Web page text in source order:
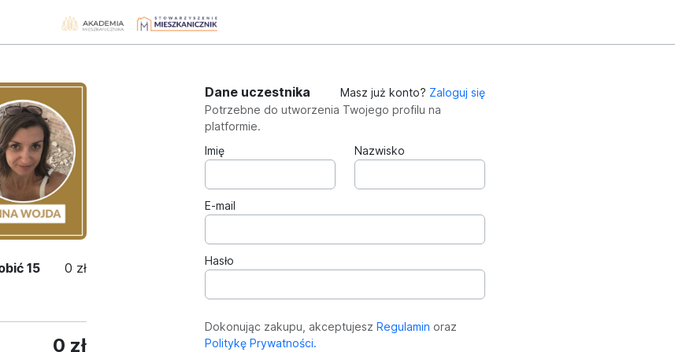
15
0 zł
0 zł
Dane uczestnika Masz już konto? Zaloguj się
Potrzebne do utworzenia Twojego profilu na
platformie.
Imię
Nazwisko
E-mail
Hasło
Dokonując zakupu, akceptujeszRegulamin oraz
Politykę Prywatności.